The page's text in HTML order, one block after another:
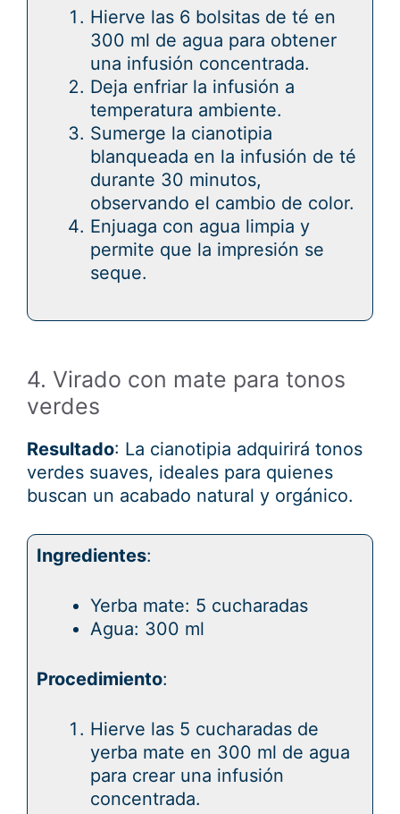
Hierve las 6 bolsitas de té en
300 ml de agua para obtener
una infusión concentrada.
Deja enfriar la infusión a
temperatura ambiente.
Sumerge la cianotipia
blanqueada en la infusión de té
durante 30 minutos,
observando el cambio de color.
Enjuaga con agua limpia y
permite que la impresión se
seque.
4. Virado con mate para tonos
verdes
Resultado: La cianotipia adquirirá tonos
verdes suaves, ideales para quienes
buscan un acabado natural y orgánico.
Ingredientes:
Yerba mate: 5 cucharadas
Agua: 300 ml
Procedimiento:
Hierve las 5 cucharadas de
yerba mate en 300 ml de agua
para crear una infusión
concentrada.